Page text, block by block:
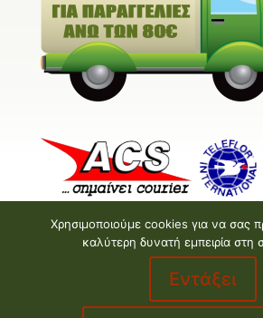
Valentine E-shop © 2026 | Design
Χρησιμοποιούμε cookies για να σας
καλύτερη δυνατή εμπειρία στη
Εντάξει